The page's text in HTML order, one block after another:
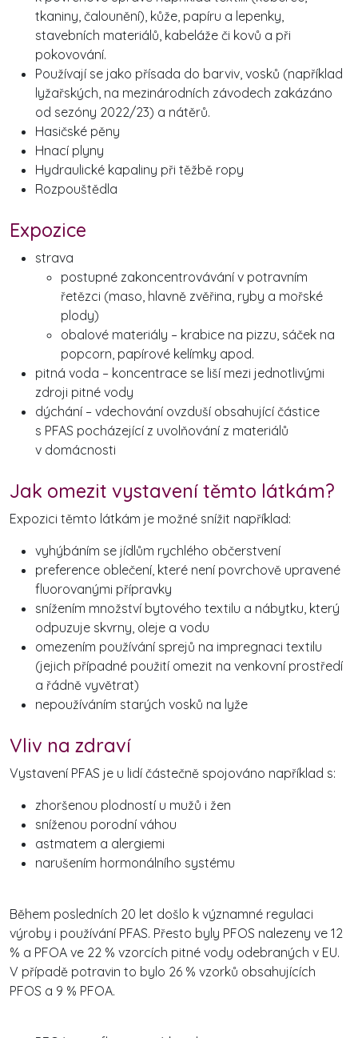
tkaniny, čalounění), kůže, papíru a lepenky,
stavebních materiálů, kabeláže či kovů a při
pokovování.
Používají se jako přísada do barviv, vosků (například
lyžařských, na mezinárodních závodech zakázáno
od sezóny 2022/23) a nátěrů.
Hasičské pěny
Hnací plyny
Hydraulické kapaliny při těžbě ropy
Rozpouštědla
Expozice
strava
postupné zakoncentrovávání v potravním
řetězci (maso, hlavně zvěřina, ryby a mořské
plody)
obalové materiály – krabice na pizzu, sáček na
popcorn, papírové kelímky apod.
pitná voda – koncentrace se liší mezi jednotlivými
zdroji pitné vody
dýchání – vdechování ovzduší obsahující částice
s PFAS pocházející z uvolňování z materiálů
v domácnosti
Jak omezit vystavení těmto látkám?
Expozici těmto látkám je možné snížit například:
vyhýbáním se jídlům rychlého občerstvení
preference oblečení, které není povrchově upravené
fluorovanými přípravky
snížením množství bytového textilu a nábytku, který
odpuzuje skvrny, oleje a vodu
omezením používání sprejů na impregnaci textilu
(jejich případné použití omezit na venkovní prostředí
a řádně vyvětrat)
nepoužíváním starých vosků na lyže
Vliv na zdraví
Vystavení PFAS je u lidí částečně spojováno například s:
zhoršenou plodností u mužů i žen
sníženou porodní váhou
astmatem a alergiemi
narušením hormonálního systému
Během posledních 20 let došlo k významné regulaci
výroby i používání PFAS. Přesto byly PFOS nalezeny ve 12
% a PFOA ve 22 % vzorcích pitné vody odebraných v EU.
V případě potravin to bylo 26 % vzorků obsahujících
PFOS a 9 % PFOA.